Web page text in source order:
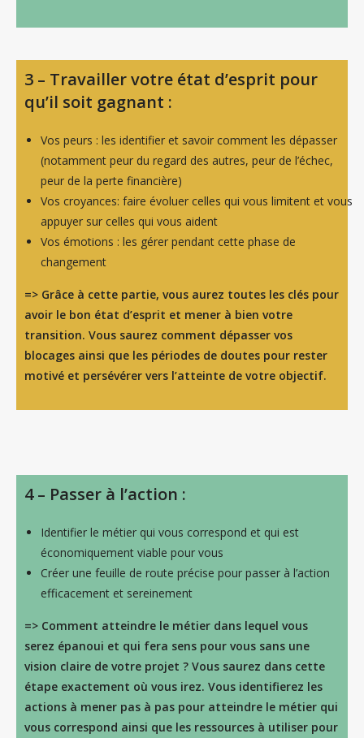
3 – Travailler votre état d’esprit pour
qu’il soit gagnant :
Vos peurs : les identifier et savoir comment les dépasser
(notamment peur du regard des autres, peur de l’échec,
peur de la perte financière)
Vos croyances: faire évoluer celles qui vous limitent et vous
appuyer sur celles qui vous aident
Vos émotions : les gérer pendant cette phase de
changement
=> Grâce à cette partie, vous aurez toutes les clés pour
avoir le bon état d’esprit et mener à bien votre
transition. Vous saurez comment dépasser vos
blocages ainsi que les périodes de doutes pour rester
motivé et persévérer vers l’atteinte de votre objectif.
4 – Passer à l’action :
Identifier le métier qui vous correspond et qui est
économiquement viable pour vous
Créer une feuille de route précise pour passer à l’action
efficacement et sereinement
=> Comment atteindre le métier dans lequel vous
serez épanoui et qui fera sens pour vous sans une
vision claire de votre projet ? Vous saurez dans cette
étape exactement où vous irez. Vous identifierez les
actions à mener pas à pas pour atteindre le métier qui
vous correspond ainsi que les ressources à utiliser pour